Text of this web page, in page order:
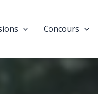
Concours